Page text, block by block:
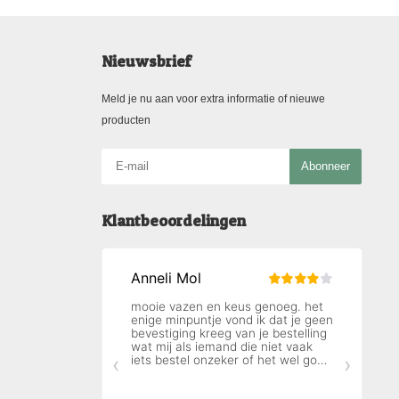
Nieuwsbrief
Meld je nu aan voor extra informatie of nieuwe
producten
Abonneer
Klantbeoordelingen